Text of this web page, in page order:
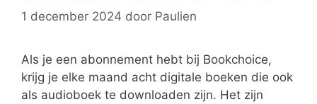
1 december 2024 door Paulien
Als je een abonnement hebt bij Bookchoice,
krijg je elke maand acht digitale boeken die ook
als audioboek te downloaden zijn. Het zijn